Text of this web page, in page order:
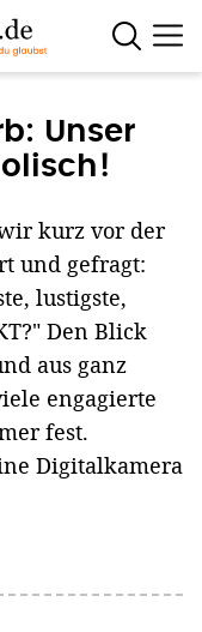
Unser
kurz vor der
und gefragt:
lustigste,
Den Blick
aus ganz
engagierte
fest.
Digitalkamera